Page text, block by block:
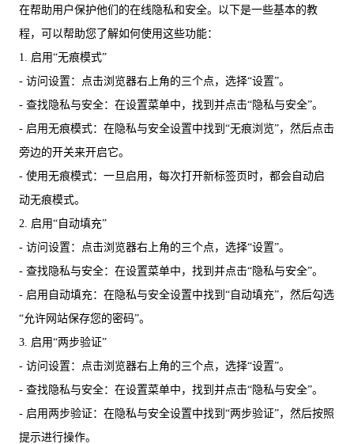
在帮助用户保护他们的在线隐私和安全。以下是一些基本的教
程，可以帮助您了解如何使用这些功能：
1. 启用“无痕模式”
- 访问设置：点击浏览器右上角的三个点，选择“设置”。
- 查找隐私与安全：在设置菜单中，找到并点击“隐私与安全”。
- 启用无痕模式：在隐私与安全设置中找到“无痕浏览”，然后点击
旁边的开关来开启它。
- 使用无痕模式：一旦启用，每次打开新标签页时，都会自动启
动无痕模式。
2. 启用“自动填充”
- 访问设置：点击浏览器右上角的三个点，选择“设置”。
- 查找隐私与安全：在设置菜单中，找到并点击“隐私与安全”。
- 启用自动填充：在隐私与安全设置中找到“自动填充”，然后勾选
“允许网站保存您的密码”。
3. 启用“两步验证”
- 访问设置：点击浏览器右上角的三个点，选择“设置”。
- 查找隐私与安全：在设置菜单中，找到并点击“隐私与安全”。
- 启用两步验证：在隐私与安全设置中找到“两步验证”，然后按照
提示进行操作。